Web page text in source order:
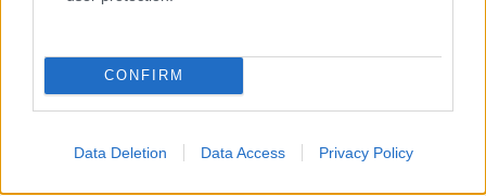
CONFIRM
Data Deletion Data Access Privacy Policy
megoldás, mint gondolnád